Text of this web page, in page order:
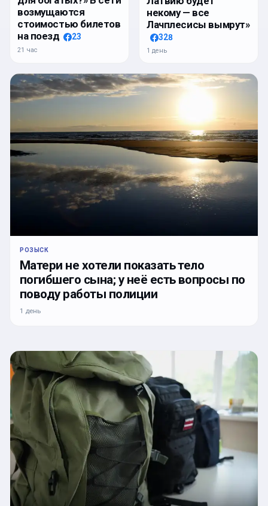
возмущаются
стоимостью билетов
на поезд
23
21 час
некому — все
Лачплесисы вымрут»
328
1 день
РОЗЫСК
Матери не хотели показать тело
погибшего сына; у неё есть вопросы по
поводу работы полиции
1 день